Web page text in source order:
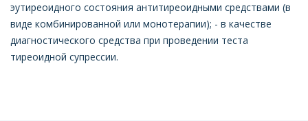
эутиреоидного состояния антитиреоидными средствами (в
виде комбинированной или монотерапии); - в качестве
диагностического средства при проведении теста
тиреоидной супрессии.